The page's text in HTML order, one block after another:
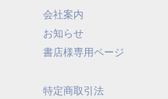
会社案内
お知らせ
書店様専用ページ
特定商取引法